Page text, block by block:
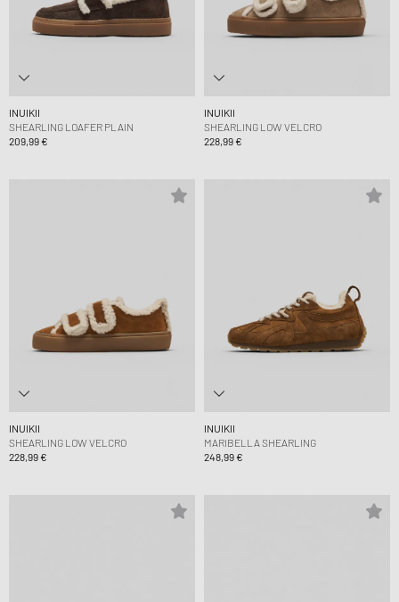
INUIKII
SHEARLING LOAFER PLAIN
209,99 €
INUIKII
SHEARLING LOW VELCRO
228,99 €
INUIKII
SHEARLING LOW VELCRO
228,99 €
INUIKII
MARIBELLA SHEARLING
248,99 €